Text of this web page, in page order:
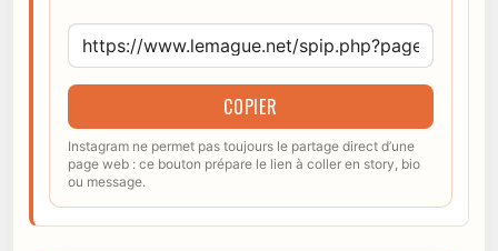
COPIER
Instagram ne permet pas toujours le partage direct d’une
page web : ce bouton prépare le lien à coller en story, bio
ou message.